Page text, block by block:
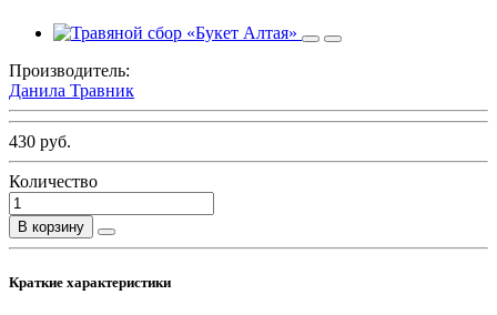
Производитель:
Данила Травник
430 руб.
Количество
В корзину
Краткие характеристики